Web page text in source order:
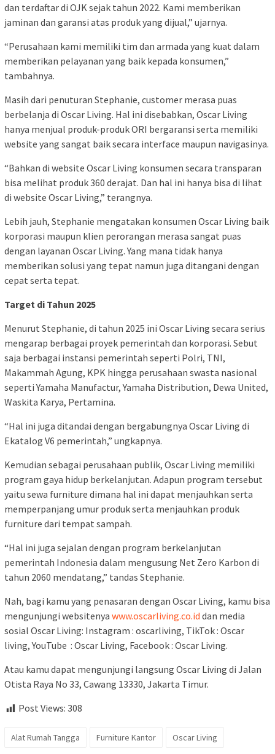
dan terdaftar di OJK sejak tahun 2022. Kami memberikan
jaminan dan garansi atas produk yang dijual,” ujarnya.
“Perusahaan kami memiliki tim dan armada yang kuat dalam
memberikan pelayanan yang baik kepada konsumen,”
tambahnya.
Masih dari penuturan Stephanie, customer merasa puas
berbelanja di Oscar Living. Hal ini disebabkan, Oscar Living
hanya menjual produk-produk ORI bergaransi serta memiliki
website yang sangat baik secara interface maupun navigasinya.
“Bahkan di website Oscar Living konsumen secara transparan
bisa melihat produk 360 derajat. Dan hal ini hanya bisa di lihat
di website Oscar Living,” terangnya.
Lebih jauh, Stephanie mengatakan konsumen Oscar Living baik
korporasi maupun klien perorangan merasa sangat puas
dengan layanan Oscar Living. Yang mana tidak hanya
memberikan solusi yang tepat namun juga ditangani dengan
cepat serta tepat.
Target di Tahun 2025
Menurut Stephanie, di tahun 2025 ini Oscar Living secara serius
mengarap berbagai proyek pemerintah dan korporasi. Sebut
saja berbagai instansi pemerintah seperti Polri, TNI,
Makammah Agung, KPK hingga perusahaan swasta nasional
seperti Yamaha Manufactur, Yamaha Distribution, Dewa United,
Waskita Karya, Pertamina.
“Hal ini juga ditandai dengan bergabungnya Oscar Living di
Ekatalog V6 pemerintah,” ungkapnya.
Kemudian sebagai perusahaan publik, Oscar Living memiliki
program gaya hidup berkelanjutan. Adapun program tersebut
yaitu sewa furniture dimana hal ini dapat menjauhkan serta
memperpanjang umur produk serta menjauhkan produk
furniture dari tempat sampah.
“Hal ini juga sejalan dengan program berkelanjutan
pemerintah Indonesia dalam mengusung Net Zero Karbon di
tahun 2060 mendatang,” tandas Stephanie.
Nah, bagi kamu yang penasaran dengan Oscar Living, kamu bisa
mengunjungi websitenya www.oscarliving.co.id dan media
sosial Oscar Living: Instagram : oscarliving, TikTok : Oscar
living, YouTube : Oscar Living, Facebook : Oscar Living.
Atau kamu dapat mengunjungi langsung Oscar Living di Jalan
Otista Raya No 33, Cawang 13330, Jakarta Timur.
Post Views: 308
Alat Rumah Tangga Furniture Kantor Oscar Living